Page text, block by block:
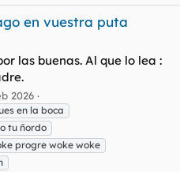
en vuestra puta
las buenas. Al que lo lea :
2026
en la boca
tu ñordo
progre woke woke